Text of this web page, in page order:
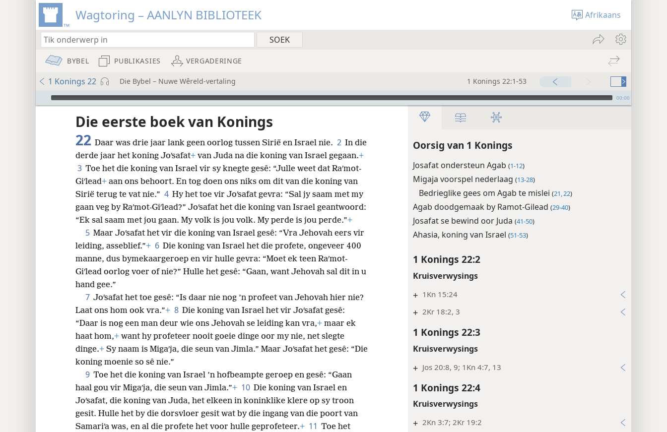
Wagtoring – AANLYN BIBLIOTEEK Afrikaans
BYBEL PUBLIKASIES VERGADERINGE
1 Konings 22 Die Bybel – Nuwe Wêreld-vertaling 1 Konings 22:1-53
Audio Player 00:00
Oorsig van 1 Konings
Josafat ondersteun Agab (1-12)
Migaja voorspel nederlaag (13-28)
Bedrieglike gees om Agab te mislei (21, 22)
Agab doodgemaak by Ramot-Gilead (29-40)
Josafat se bewind oor Juda (41-50)
Ahasia, koning van Israel (51-53)
1 Konings 22:2
Kruisverwysings
+ 1Kn 15:24
+ 2Kr 18:2, 3
1 Konings 22:3
Kruisverwysings
+ Jos 20:8, 9; 1Kn 4:7, 13
1 Konings 22:4
Kruisverwysings
+ 2Kn 3:7; 2Kr 19:2
Die eerste boek van Konings
22 Daar was drie jaar lank geen oorlog tussen Sirië en Israel nie. 2 In die
derde jaar het koning Joʹsafat+ van Juda na die koning van Israel gegaan.+
3 Toe het die koning van Israel vir sy knegte gesê: “Julle weet dat Raʹmot-
Giʹlead+ aan ons behoort. En tog doen ons niks om dit van die koning van
Sirië terug te vat nie.” 4 Hy het toe vir Joʹsafat gevra: “Sal jy saam met my
gaan veg by Raʹmot-Giʹlead?” Joʹsafat het die koning van Israel geantwoord:
“Ek sal saam met jou gaan. My volk is jou volk. My perde is jou perde.”+
5 Maar Joʹsafat het vir die koning van Israel gesê: “Vra Jehovah eers vir
leiding, asseblief.”+ 6 Die koning van Israel het die profete, ongeveer 400
manne, dus bymekaargeroep en vir hulle gevra: “Moet ek teen Raʹmot-
Giʹlead oorlog voer of nie?” Hulle het gesê: “Gaan, want Jehovah sal dit in u
hand gee.”
7 Joʹsafat het toe gesê: “Is daar nie nog ’n profeet van Jehovah hier nie?
Laat ons hom ook vra.”+ 8 Die koning van Israel het vir Joʹsafat gesê:
“Daar is nog een man deur wie ons Jehovah se leiding kan vra,+ maar ek
haat hom,+ want hy profeteer nooit goeie dinge oor my nie, net slegte
dinge.+ Sy naam is Migaʹja, die seun van Jimla.” Maar Joʹsafat het gesê: “Die
koning moenie so sê nie.”
9 Toe het die koning van Israel ’n hofbeampte geroep en gesê: “Gaan
haal gou vir Migaʹja, die seun van Jimla.”+ 10 Die koning van Israel en
Joʹsafat, die koning van Juda, het elkeen in koninklike klere op sy troon
gesit. Hulle het by die dorsvloer gesit wat by die ingang van die poort van
Samariʹa was, en al die profete het voor hulle geprofeteer.+ 11 Toe het